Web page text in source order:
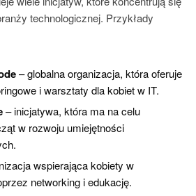
technologicznej. Przykłady
– globalna organizacja, która oferuje
i warsztaty dla kobiet w IT.
– inicjatywa, która ma na celu
w rozwoju umiejętności
wspierająca kobiety w
networking i edukację.